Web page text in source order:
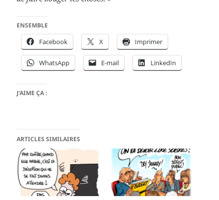
ENSEMBLE
Facebook X Imprimer
WhatsApp E-mail LinkedIn
J’AIME ÇA :
ARTICLES SIMILAIRES